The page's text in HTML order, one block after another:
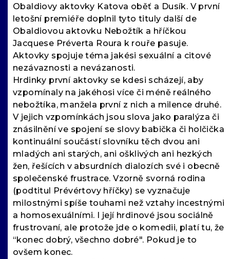
Obaldiovy aktovky Katova oběť a Dusík. V první
letošní premiéře doplnil tyto tituly další de
Obaldiovou aktovku Nebožtík a hříčkou
Jacquese Préverta Roura k rouře pasuje.
Aktovky spojuje téma jakési sexuální a citové
nezávaznosti a nevázanosti.
Hrdinky první aktovky se kdesi scházejí, aby
vzpomínaly na jakéhosi více či méně reálného
nebožtíka, manžela první z nich a milence druhé.
V jejich vzpomínkách jsou slova jako paralýza či
znásilnění ve spojení se slovy babička či holčička
kontinuální součástí slovníku těch dvou ani
mladých ani starých, ani ošklivých ani hezkých
žen, řešících v absurdních dialozích své i obecně
společenské frustrace. Vzorně svorná rodina
(podtitul Prévértovy hříčky) se vyznačuje
milostnými spíše touhami než vztahy incestnými
a homosexuálními. I její hrdinové jsou sociálně
frustrovaní, ale protože jde o komedii, platí tu, že
“konec dobrý, všechno dobré". Pokud je to
ovšem konec.